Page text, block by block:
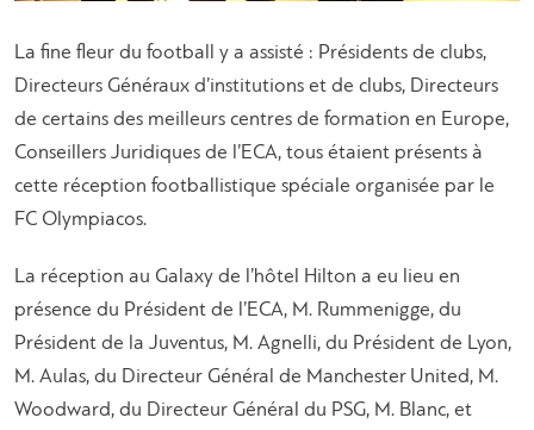
La fine fleur du football y a assisté : Présidents de clubs,
Directeurs Généraux d’institutions et de clubs, Directeurs
de certains des meilleurs centres de formation en Europe,
Conseillers Juridiques de l’ECA, tous étaient présents à
cette réception footballistique spéciale organisée par le
FC Olympiacos.
La réception au Galaxy de l’hôtel Hilton a eu lieu en
présence du Président de l’ECA, M. Rummenigge, du
Président de la Juventus, M. Agnelli, du Président de Lyon,
M. Aulas, du Directeur Général de Manchester United, M.
Woodward, du Directeur Général du PSG, M. Blanc, et